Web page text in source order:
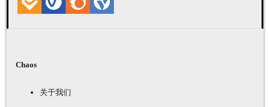
Chaos
关于我们